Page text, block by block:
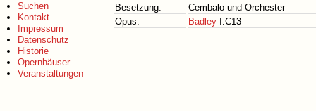
Suchen
Kontakt
Impressum
Datenschutz
Historie
Opernhäuser
Veranstaltungen
Besetzung:
Cembalo und Orchester
Opus:
Badley I:C13